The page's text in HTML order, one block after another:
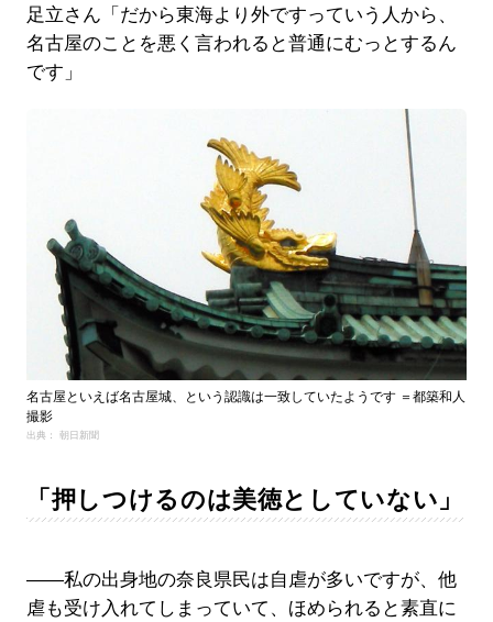
足立さん「だから東海より外ですっていう人から、
名古屋のことを悪く言われると普通にむっとするん
です」
名古屋といえば名古屋城、という認識は一致していたようです ＝都築和人
撮影
出典： 朝日新聞
「押しつけるのは美徳としていない」
――私の出身地の奈良県民は自虐が多いですが、他
虐も受け入れてしまっていて、ほめられると素直に